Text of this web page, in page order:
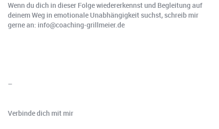
Wenn du dich in dieser Folge wiedererkennst und Begleitung auf
deinem Weg in emotionale Unabhängigkeit suchst, schreib mir
gerne an: info@coaching-grillmeier.de
–
Verbinde dich mit mir